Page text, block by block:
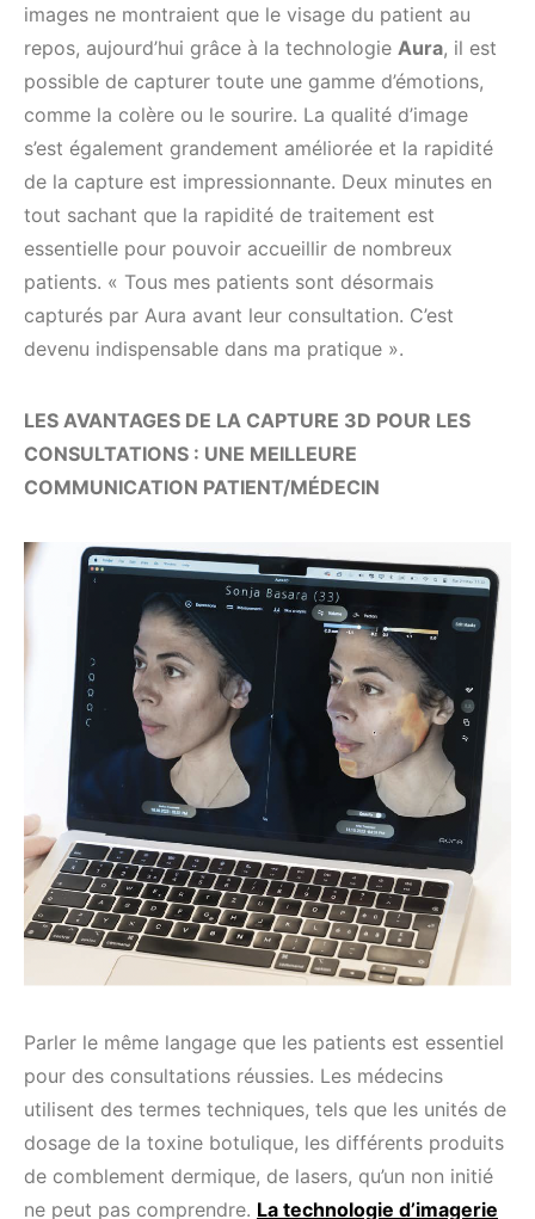
images ne montraient que le visage du patient au
repos, aujourd’hui grâce à la technologie Aura, il est
possible de capturer toute une gamme d’émotions,
comme la colère ou le sourire. La qualité d’image
s’est également grandement améliorée et la rapidité
de la capture est impressionnante. Deux minutes en
tout sachant que la rapidité de traitement est
essentielle pour pouvoir accueillir de nombreux
patients. « Tous mes patients sont désormais
capturés par Aura avant leur consultation. C’est
devenu indispensable dans ma pratique ».
LES AVANTAGES DE LA CAPTURE 3D POUR LES
CONSULTATIONS : UNE MEILLEURE
COMMUNICATION PATIENT/MÉDECIN
Parler le même langage que les patients est essentiel
pour des consultations réussies. Les médecins
utilisent des termes techniques, tels que les unités de
dosage de la toxine botulique, les différents produits
de comblement dermique, de lasers, qu’un non initié
ne peut pas comprendre. La technologie d’imagerie